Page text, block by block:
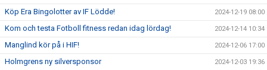
Köp Era Bingolotter av IF Lödde! 2024-12-19 08:00
Kom och testa Fotboll fitness redan idag lördag! 2024-12-14 10:34
Manglind kör på i HIF! 2024-12-06 17:00
Holmgrens ny silversponsor 2024-12-03 19:36